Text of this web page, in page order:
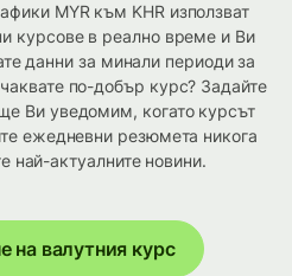
MYR към KHR използват
курсове в реално време и Ви
данни за минали периоди за
по-добър курс? Задайте
Ви уведомим, когато курсът
ежедневни резюмета никога
най-актуалните новини.
на валутния курс